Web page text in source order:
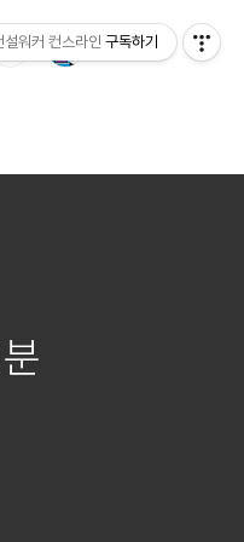
설워커 컨스라인 구독하기